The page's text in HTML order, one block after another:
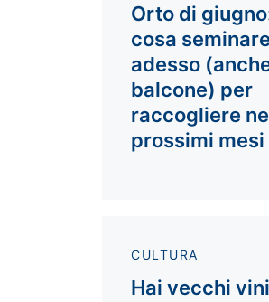
Orto di
cosa seminare
adesso
balcone) per
raccogliere
prossimi mesi
CULTURA
Hai vecchi